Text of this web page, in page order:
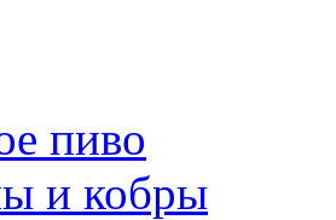
пиво
и кобры